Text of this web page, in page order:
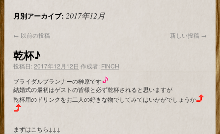
月別アーカイブ: 2017年12月
← 以前の投稿 新しい投稿 →
乾杯♪
投稿日:2017年12月12日 作成者: FINCH
ブライダルプランナーの榊原です
結婚式の最初はゲストの皆様と必ず乾杯されると思いますが
乾杯用のドリンクをお二人の好きな物でしてみてはいかがでしょうか
まずはこちら↓↓↓